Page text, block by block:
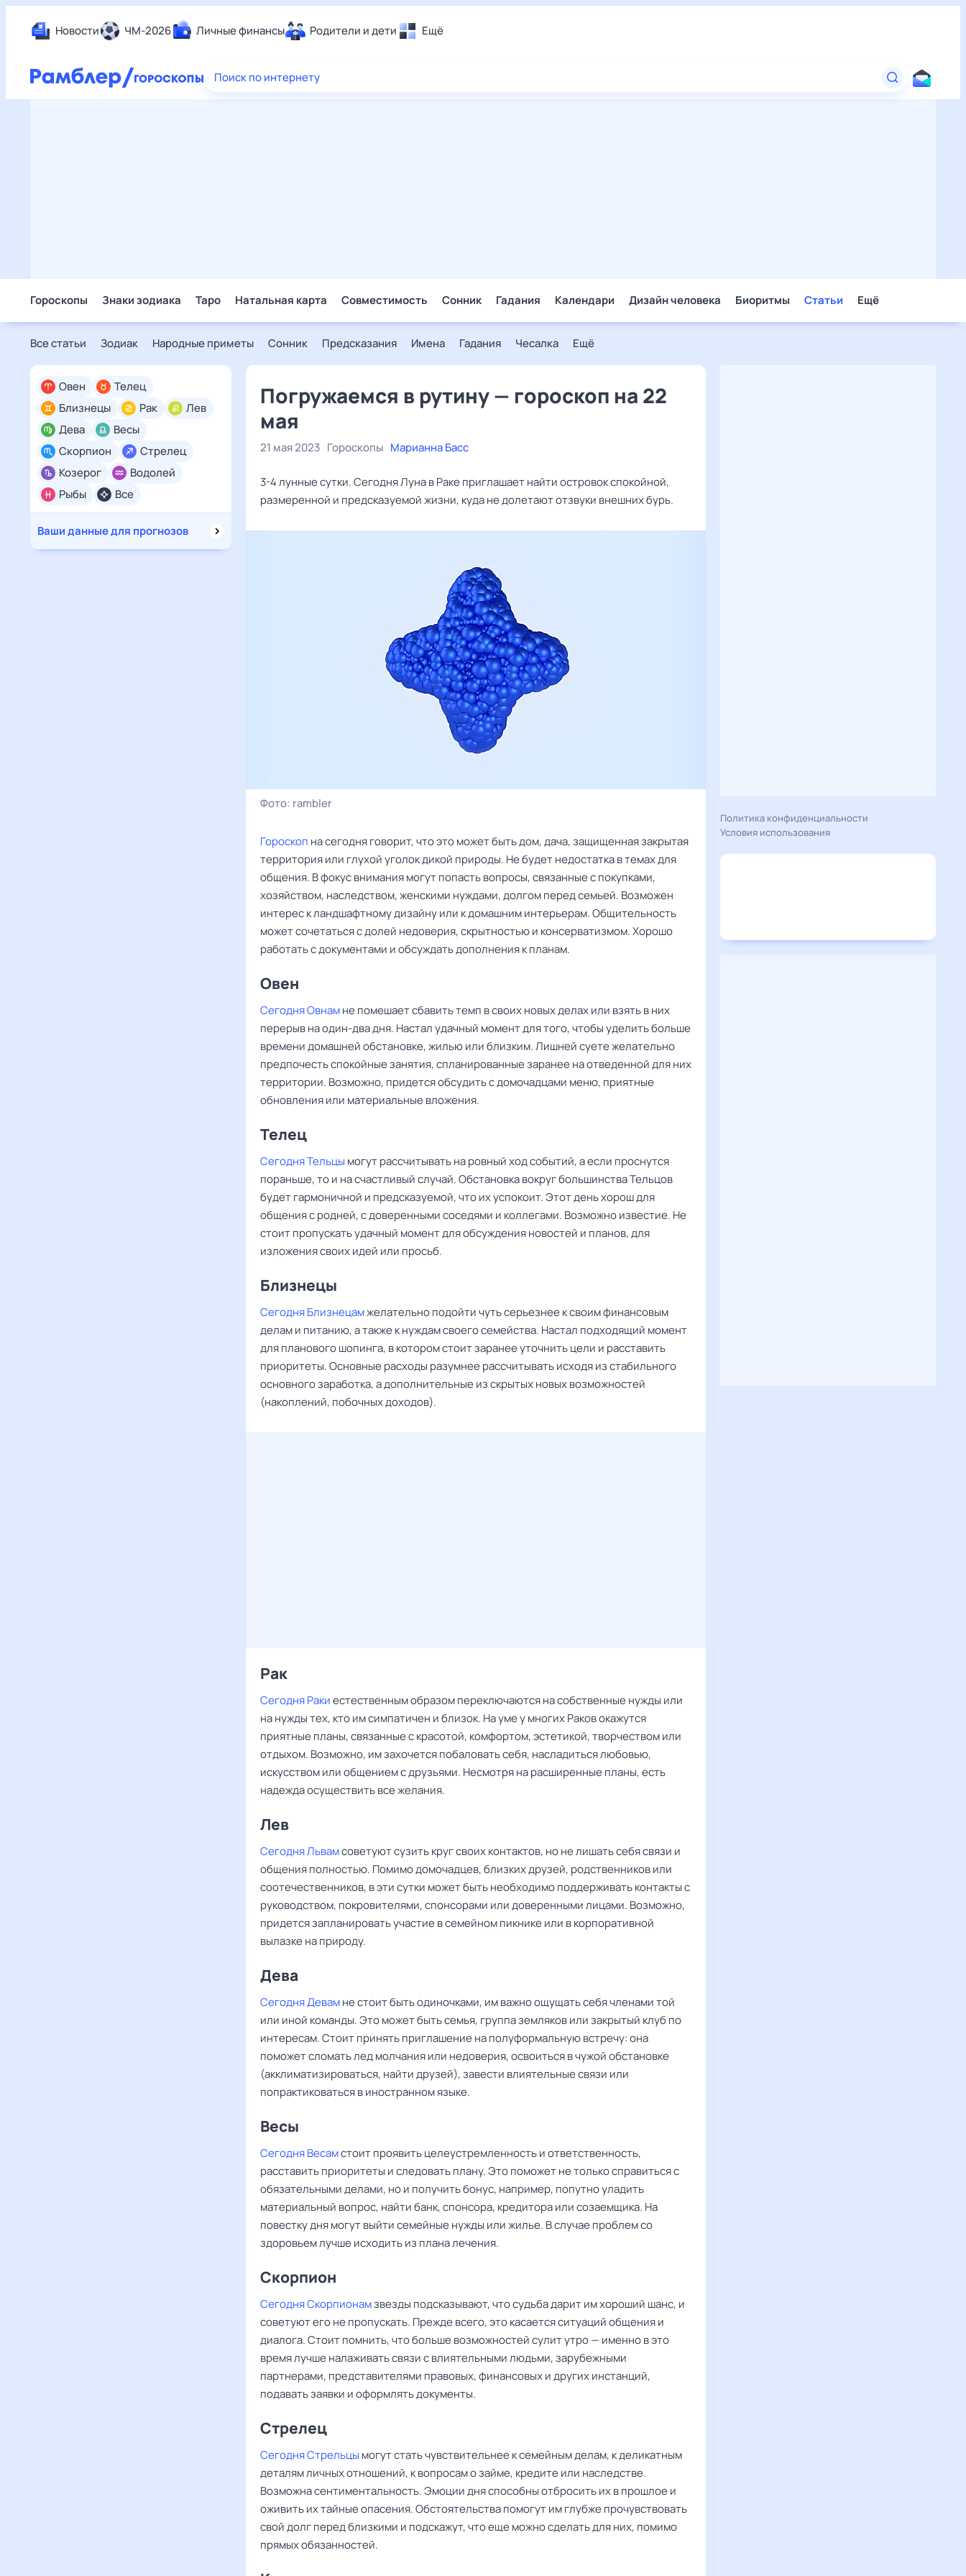
Новости ЧМ-2026 Личные финансы Родители и дети Ещё
Еда
Поиск по интернету
Гороскопы Знаки зодиака Таро Натальная карта Совместимость Сонник Гадания Календари Дизайн человека Биоритмы Статьи Ещё
Все статьи Зодиак Народные приметы Сонник Предсказания Имена Гадания Чесалка Ещё
Все
Овен
Телец
Близнецы
Рак
Лев
Дева
Весы
Скорпион
Стрелец
Козерог
Водолей
Рыбы
Ваши данные для прогнозов
Погружаемся в рутину — гороскоп на 22
мая
21 мая 2023 Гороскопы Марианна Басс
3-4 лунные сутки. Сегодня Луна в Раке приглашает найти островок спокойной,
размеренной и предсказуемой жизни, куда не долетают отзвуки внешних бурь.
Фото: rambler
Гороскоп на сегодня говорит, что это может быть дом, дача, защищенная закрытая
территория или глухой уголок дикой природы. Не будет недостатка в темах для
общения. В фокус внимания могут попасть вопросы, связанные с покупками,
хозяйством, наследством, женскими нуждами, долгом перед семьей. Возможен
интерес к ландшафтному дизайну или к домашним интерьерам. Общительность
может сочетаться с долей недоверия, скрытностью и консерватизмом. Хорошо
работать с документами и обсуждать дополнения к планам.
Овен ‌‌
Сегодня Овнамне помешает сбавить темп в своих новых делах или взять в них
перерыв на один-два дня. Настал удачный момент для того, чтобы уделить больше
времени домашней обстановке, жилью или близким. Лишней суете желательно
предпочесть спокойные занятия, спланированные заранее на отведенной для них
территории. Возможно, придется обсудить с домочадцами меню, приятные
обновления или материальные вложения.
Телец
Сегодня Тельцы могут рассчитывать на ровный ход событий, а если проснутся
пораньше, то и на счастливый случай. Обстановка вокруг большинства Тельцов
будет гармоничной и предсказуемой, что их успокоит. Этот день хорош для
общения с родней, с доверенными соседями и коллегами. Возможно известие. Не
стоит пропускать удачный момент для обсуждения новостей и планов, для
изложения своих идей или просьб.
Близнецы
Сегодня Близнецамжелательно подойти чуть серьезнее к своим финансовым
делам и питанию, а также к нуждам своего семейства. Настал подходящий момент
для планового шопинга, в котором стоит заранее уточнить цели и расставить
приоритеты. Основные расходы разумнее рассчитывать исходя из стабильного
основного заработка, а дополнительные из скрытых новых возможностей
(накоплений, побочных доходов).
Рак ‌‌
Сегодня Ракиестественным образом переключаются на собственные нужды или
на нужды тех, кто им симпатичен и близок. На уме у многих Раков окажутся
приятные планы, связанные с красотой, комфортом, эстетикой, творчеством или
отдыхом. Возможно, им захочется побаловать себя, насладиться любовью,
искусством или общением с друзьями. Несмотря на расширенные планы, есть
надежда осуществить все желания.
Лев ‌‌
Сегодня Львамсоветуют сузить круг своих контактов, но не лишать себя связи и
общения полностью. Помимо домочадцев, близких друзей, родственников или
соотечественников, в эти сутки может быть необходимо поддерживать контакты с
руководством, покровителями, спонсорами или доверенными лицами. Возможно,
придется запланировать участие в семейном пикнике или в корпоративной
вылазке на природу.
Дева ‌‌
Сегодня Девамне стоит быть одиночками, им важно ощущать себя членами той
или иной команды. Это может быть семья, группа земляков или закрытый клуб по
интересам. Стоит принять приглашение на полуформальную встречу: она
поможет сломать лед молчания или недоверия, освоиться в чужой обстановке
(акклиматизироваться, найти друзей), завести влиятельные связи или
попрактиковаться в иностранном языке.
Весы ‌‌
Сегодня Весамстоит проявить целеустремленность и ответственность,
расставить приоритеты и следовать плану. Это поможет не только справиться с
обязательными делами, но и получить бонус, например, попутно уладить
материальный вопрос, найти банк, спонсора, кредитора или созаемщика. На
повестку дня могут выйти семейные нужды или жилье. В случае проблем со
здоровьем лучше исходить из плана лечения.
Скорпион
Сегодня Скорпионамзвезды подсказывают, что судьба дарит им хороший шанс, и
советуют его не пропускать. Прежде всего, это касается ситуаций общения и
диалога. Стоит помнить, что больше возможностей сулит утро — именно в это
время лучше налаживать связи с влиятельными людьми, зарубежными
партнерами, представителями правовых, финансовых и других инстанций,
подавать заявки и оформлять документы.
Стрелец
Сегодня Стрельцы могут стать чувствительнее к семейным делам, к деликатным
деталям личных отношений, к вопросам о займе, кредите или наследстве.
Возможна сентиментальность. Эмоции дня способны отбросить их в прошлое и
оживить их тайные опасения. Обстоятельства помогут им глубже прочувствовать
свой долг перед близкими и подскажут, что еще можно сделать для них, помимо
прямых обязанностей.
Политика конфиденциальности
Условия использования